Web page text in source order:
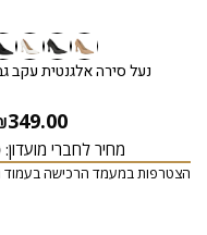
נעל סירה אלגנטית עקב
349.00
מחיר לחברי מועדון:
הצטרפות במעמד הרכישה